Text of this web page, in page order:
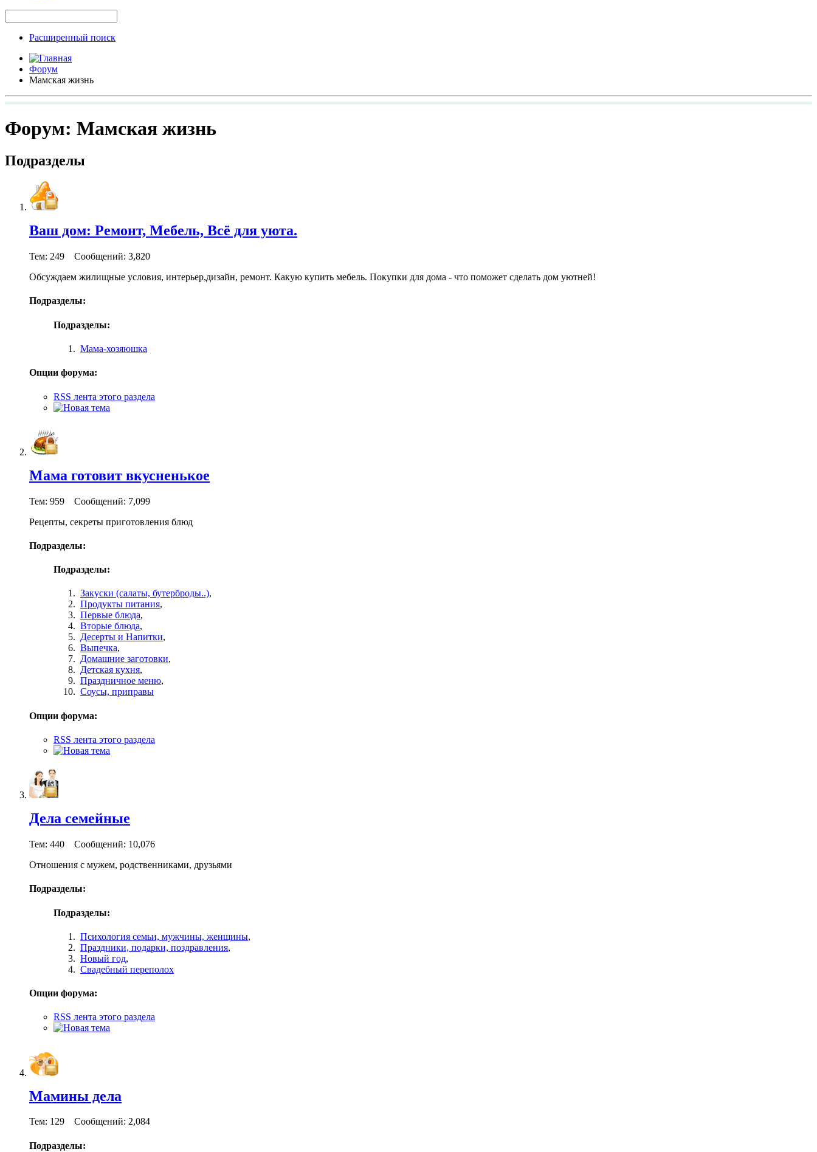
Расширенный поиск
Форум
Мамская жизнь
Форум: Мамская жизнь
Подразделы
Ваш дом: Ремонт, Мебель, Всё для уюта.
Тем: 249 Сообщений: 3,820
Обсуждаем жилищные условия, интерьер,дизайн, ремонт. Какую купить мебель. Покупки для дома - что поможет сделать дом уютней!
Подразделы:
Подразделы:
Мама-хозяюшка
Опции форума:
RSS лента этого раздела
Мама готовит вкусненькое
Тем: 959 Сообщений: 7,099
Рецепты, секреты приготовления блюд
Подразделы:
Подразделы:
Закуски (салаты, бутерброды..),
Продукты питания,
Первые блюда,
Вторые блюда,
Десерты и Напитки,
Выпечка,
Домашние заготовки,
Детская кухня,
Праздничное меню,
Соусы, приправы
Опции форума:
RSS лента этого раздела
Дела семейные
Тем: 440 Сообщений: 10,076
Отношения с мужем, родственниками, друзьями
Подразделы:
Подразделы:
Психология семьи, мужчины, женщины,
Праздники, подарки, поздравления,
Новый год,
Свадебный переполох
Опции форума:
RSS лента этого раздела
Мамины дела
Тем: 129 Сообщений: 2,084
Подразделы: